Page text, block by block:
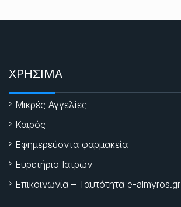
ΧΡΗΣΙΜΑ
Μικρές Αγγελίες
Καιρός
Εφημερεύοντα φαρμακεία
Ευρετήριο Ιατρών
Επικοινωνία – Ταυτότητα e-almyros.gr